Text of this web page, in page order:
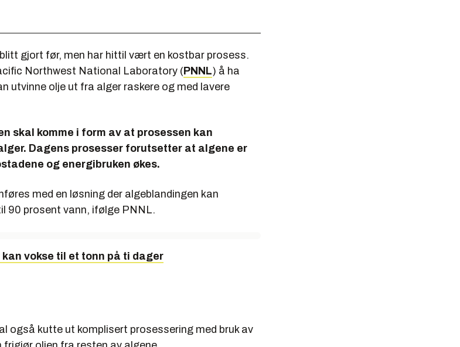
gjort før, men har hittil vært en kostbar prosess.
Northwest National Laboratory ( PNNL) å ha
utvinne olje ut fra alger raskere og med lavere
skal komme i form av at prosessen kan
Dagens prosesser forutsetter at algene er
og energibruken økes.
med en løsning der algeblandingen kan
90 prosent vann, ifølge PNNL.
vokse til et tonn på ti dager
også kutte ut komplisert prosessering med bruk av